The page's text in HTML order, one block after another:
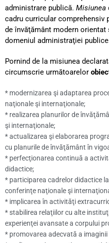
administrare publică. Misiunea
cadru curricular comprehensiv
de învăţământ modern
domeniul administraţiei
Pornind de la misiunea
circumscrie următoarelor
* modernizarea şi adaptarea
naţionale şi internaţionale;
* realizarea planurilor de
şi internaţionale;
* actualizarea şi elaborarea
cu planurile de învăţământ în
* perfecţionarea continuă a
didactice;
* participarea cadrelor didactice
conferinţe naţionale şi
* implicarea în activităţi
* stabilirea relaţiilor cu alte
experienţei avansate a corpului
* promovarea adecvată a